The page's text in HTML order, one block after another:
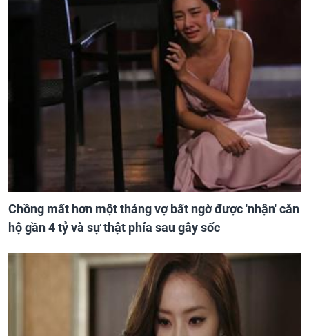
Chồng mất hơn một tháng vợ bất ngờ được 'nhận' căn
hộ gần 4 tỷ và sự thật phía sau gây sốc